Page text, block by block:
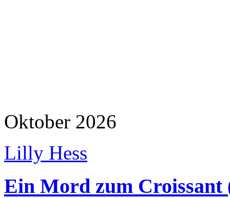
Oktober 2026
Lilly Hess
Ein Mord zum Croissant